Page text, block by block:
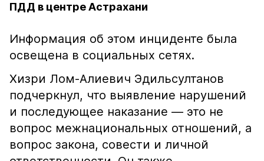
ПДД в центре Астрахани
Информация об этом инциденте была
освещена в социальных сетях.
Хизри Лом-Алиевич Эдильсултанов
подчеркнул, что выявление нарушений
и последующее наказание — это не
вопрос межнациональных отношений, а
вопрос закона, совести и личной